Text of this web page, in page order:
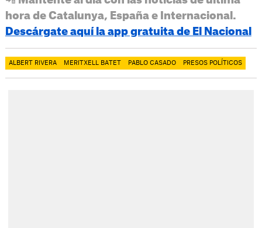
hora de Catalunya, España e Internacional.
Descárgate aquí la app gratuita de El Nacional
ALBERT RIVERA MERITXELL BATET PABLO CASADO PRESOS POLÍTICOS